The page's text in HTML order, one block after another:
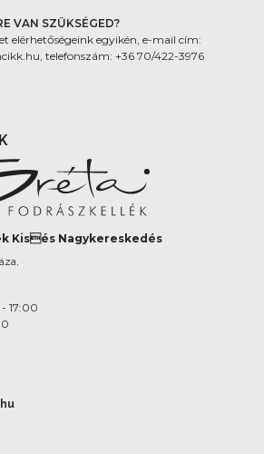
VAN SZÜKSÉGED?
elérhetőségeink egyikén, e-mail cím:
telefonszám: +36 70/422-3976
Kisés Nagykereskedés
17:00